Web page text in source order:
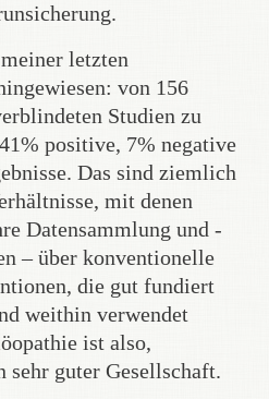
letzten
von 156
Studien zu
positive, 7% negative
Das sind ziemlich
mit denen
Datensammlung und -
– über konventionelle
die gut fundiert
weithin verwendet
ist also,
sehr guter Gesellschaft.